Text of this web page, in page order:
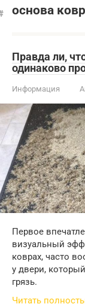
основа
Правда ли,
одинаково
Информация
Первое
визуальный
коврах, часто
у двери,
грязь.
Читать